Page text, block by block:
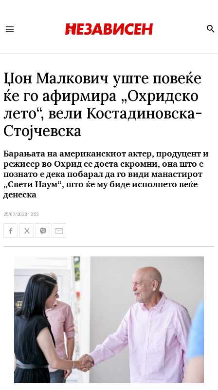
Џон Малкович уште повеќе
ќе го афирмира „Охридско
лето“, вели Костадиновска-
Стојчевска
Барањата на американскиот актер, продуцент и
режисер во Охрид се доста скромни, она што е
познато е дека побарал да го види манастирот
„Свети Наум“, што ќе му биде исполнето веќе
денеска
25/07/2023 13:53